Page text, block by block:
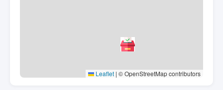
Leaflet | © OpenStreetMap contributors